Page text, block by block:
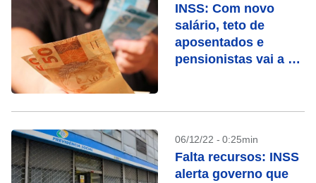
INSS: Com novo
salário, teto de
aposentados e
pensionistas vai a R$
06/12/22 - 0:25min
Falta recursos: INSS
alerta governo que